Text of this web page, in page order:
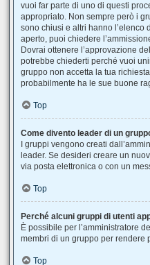
vuoi far parte di uno di questi
appropriato. Non sempre però i
sono chiusi e altri hanno l’elenco
aperto, puoi chiedere
Dovrai ottenere l’approvazione
potrebbe chiederti perché vuoi
gruppo non accetta la tua
probabilmente ha le sue buone
Top
Come divento leader di un
I gruppi vengono creati
leader. Se desideri creare un
via posta elettronica o con un
Top
Perché alcuni gruppi di utenti
È possibile per l’amministratore
membri di un gruppo per rendere
Top